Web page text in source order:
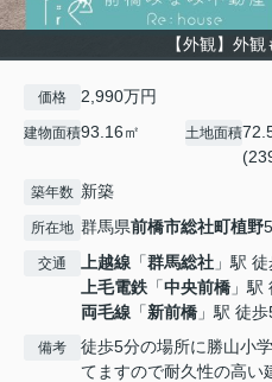
【外観】外
価格 2,990万円
建物面積93.16㎡ 土地面積
築年数 新築
所在地 群馬県前橋市総社町植野
交通 上越線 「群馬総社 」駅
上毛電鉄 「中央前橋 」駅
両毛線 「新前橋 」駅 徒
備考
徒歩5分の場所に勝山小
てますので耐久性の高い